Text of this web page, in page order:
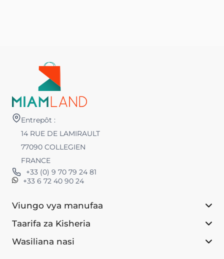
Entrepôt :
14 RUE DE LAMIRAULT
77090 COLLEGIEN
FRANCE
+33 (0) 9 70 79 24 81
+33 6 72 40 90 24
Viungo vya manufaa
Taarifa za Kisheria
Wasiliana nasi